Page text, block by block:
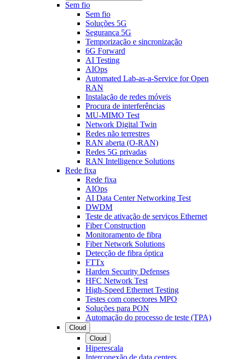
Sem fio
Sem fio
Soluções 5G
Segurança 5G
Temporização e sincronização
6G Forward
AI Testing
AIOps
Automated Lab-as-a-Service for Open
RAN
Instalação de redes móveis
Procura de interferências
MU-MIMO Test
Network Digital Twin
Redes não terrestres
RAN aberta (O-RAN)
Redes 5G privadas
RAN Intelligence Solutions
Rede fixa
Rede fixa
AIOps
AI Data Center Networking Test
DWDM
Teste de ativação de serviços Ethernet
Fiber Construction
Monitoramento de fibra
Fiber Network Solutions
Detecção de fibra óptica
FTTx
Harden Security Defenses
HFC Network Test
High-Speed Ethernet Testing
Testes com conectores MPO
Soluções para PON
Automação do processo de teste (TPA)
Cloud
Cloud
Hiperescala